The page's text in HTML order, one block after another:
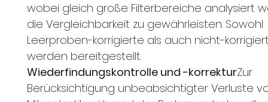
wobei gleich große Filterbereiche analysiert
die Vergleichbarkeit zu gewährleisten. Sowohl
Leerproben-korrigierte als auch nicht-
werden bereitgestellt.
Wiederfindungskontrolle und -korrekturZur
Berücksichtigung unbeabsichtigter Verluste